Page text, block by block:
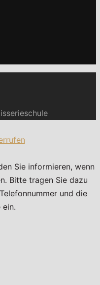
Sie informieren, wenn
Bitte tragen Sie dazu
und die
ein.